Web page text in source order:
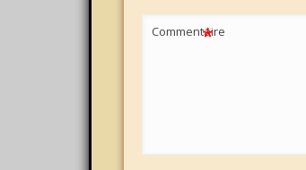
Commentaire
*